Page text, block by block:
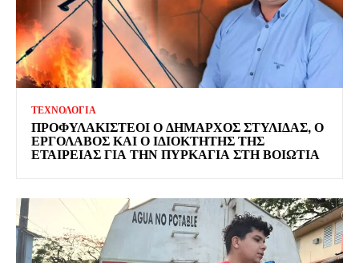
ΤΕΧΝΟΛΟΓΙΑ
ΠΡΟΦΥΛΑΚΙΣΤΕΟΙ Ο ΔΗΜΑΡΧΟΣ ΣΤΥΛΙΔΑΣ, Ο
ΕΡΓΟΛΑΒΟΣ ΚΑΙ Ο ΙΔΙΟΚΤΗΤΗΣ ΤΗΣ
ΕΤΑΙΡΕΙΑΣ ΓΙΑ ΤΗΝ ΠΥΡΚΑΓΙΑ ΣΤΗ ΒΟΙΩΤΙΑ